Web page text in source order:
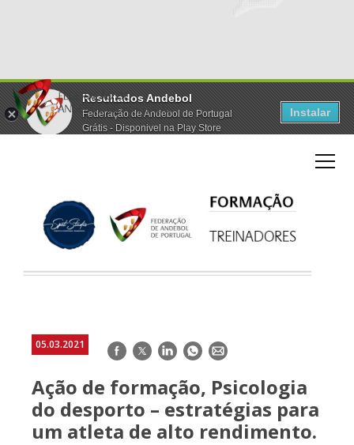
Resultados Andebol
Federação de Andebol de Portugal
Grátis - Disponivel na Play Store
Instalar
05.03.2021 Facebook
TwitterLinkedInWhatsApp
E-
Ação de formação, Psicologia
do desporto – estratégias para
um atleta de alto rendimento.